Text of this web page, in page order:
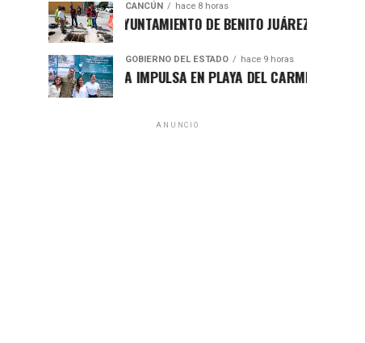
CANCÚN hace 8 horas
FORTALECE AYUNTAMIENTO DE BENITO JUÁREZ ACCIONES
GOBIERNO DEL ESTADO hace 9 horas
MARA LEZAMA IMPULSA EN PLAYA DEL CARMEN EL PRIMER
ANUNCIO